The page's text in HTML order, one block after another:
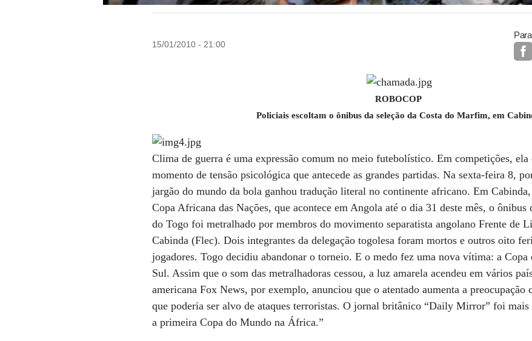
15/01/2010 - 21:00
ROBOCOP
Policiais escoltam o ônibus da seleção da Costa do Marfim, em
Clima de guerra é uma expressão comum no meio futebolístico. Em competições,
momento de tensão psicológica que antecede as grandes partidas. Na sexta-feira 8,
jargão do mundo da bola ganhou tradução literal no continente africano. Em Cabinda,
Copa Africana das Nações, que acontece em Angola até o dia 31 deste mês, o ônibus
do Togo foi metralhado por membros do movimento separatista angolano Frente de
Cabinda (Flec). Dois integrantes da delegação togolesa foram mortos e outros oito
jogadores. Togo decidiu abandonar o torneio. E o medo fez uma nova vítima: a
Sul. Assim que o som das metralhadoras cessou, a luz amarela acendeu em vários
americana Fox News, por exemplo, anunciou que o atentado aumenta a preocupação
que poderia ser alvo de ataques terroristas. O jornal britânico “Daily Mirror” foi
a primeira Copa do Mundo na África.”